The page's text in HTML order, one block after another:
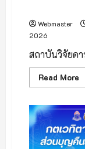
Webmaster
2026
สถาบันวิจัยดา
Read More